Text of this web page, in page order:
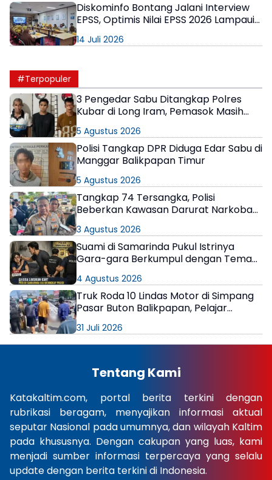
Diskominfo Bontang Jalani Interview
EPSS, Optimis Nilai EPSS 2026 Lampaui
14 Juli 2026
#Terpopuler
3 Pengedar Sabu Ditangkap Polres
Kubar di Long Iram, Pemasok Masih
5 Agustus 2026
Polisi Tangkap DPR Diduga Edar Sabu di
Manggar Balikpapan Timur
5 Agustus 2026
Tangkap 74 Tersangka, Polisi
Beberkan Kawasan Darurat Narkoba
3 Agustus 2026
Suami di Samarinda Pukul Istrinya
Gara-gara Berkumpul dengan Teman
4 Agustus 2026
Truk Roda 10 Lindas Motor di Simpang
Pasar Buton Balikpapan, Pelajar
31 Juli 2026
Tentang Kami
Katakaltim.com, portal berita terkini dengan
rubrikasi beragam, menyajikan informasi aktual
seputar Nasional pada umumnya, dan wilayah Kaltim
pada khususnya. Dengan cakupan yang luas, kami
menjadi sumber informasi terpercaya yang selalu
update dengan berita terkini di Indonesia.